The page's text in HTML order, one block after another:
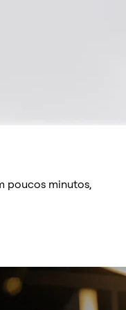
poucos minutos,